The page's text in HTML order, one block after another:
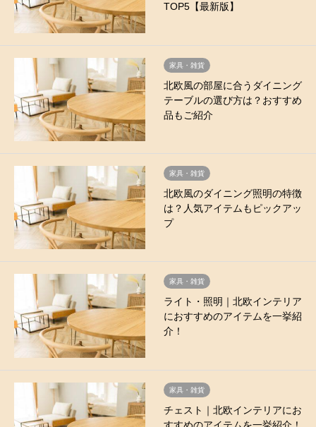
TOP5【最新版】
家具・雑貨
北欧風の部屋に合うダイニング
テーブルの選び方は？おすすめ
品もご紹介
家具・雑貨
北欧風のダイニング照明の特徴
は？人気アイテムもピックアッ
プ
家具・雑貨
ライト・照明｜北欧インテリア
におすすめのアイテムを一挙紹
介！
家具・雑貨
チェスト｜北欧インテリアにお
すすめのアイテムを一挙紹介！